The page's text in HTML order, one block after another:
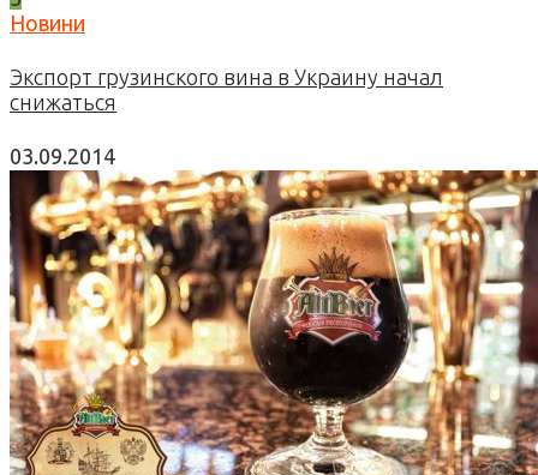
Новини
Экспорт грузинского вина в Украину начал
снижаться
03.09.2014